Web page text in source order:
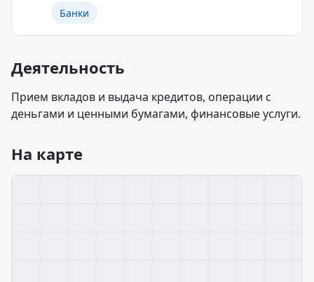
Банки
Деятельность
Прием вкладов и выдача кредитов, операции с
деньгами и ценными бумагами, финансовые услуги.
На карте